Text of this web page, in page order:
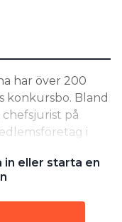
har över 200
konkursbo. Bland
på
i
Gemensamt
åt Serneke från
januari 2025 och
att de vägrar
in eller starta en